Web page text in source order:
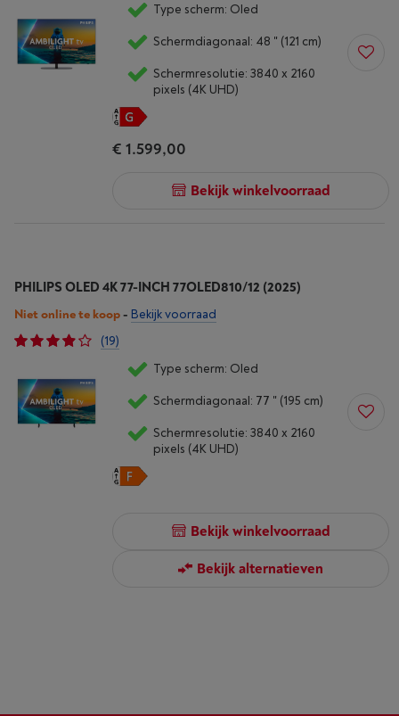
Type scherm: Oled
Schermdiagonaal: 48 " (121 cm)
Schermresolutie: 3840 x 2160
pixels (4K UHD)
€ 1.599,00
Bekijk winkelvoorraad
PHILIPS OLED 4K 77-INCH 77OLED810/12 (2025)
Niet online te koop- Bekijk voorraad
(19)
Type scherm: Oled
Schermdiagonaal: 77 " (195 cm)
Schermresolutie: 3840 x 2160
pixels (4K UHD)
Bekijk winkelvoorraad
Bekijk alternatieven